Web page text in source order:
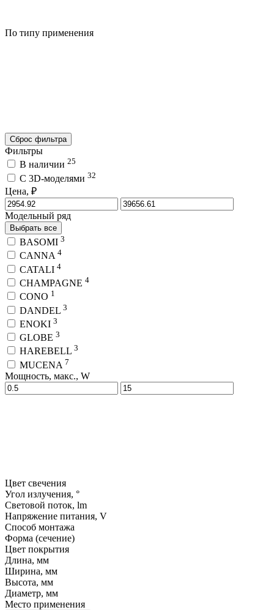
По типу применения
Сброс фильтра
Фильтры
В наличии 25
C 3D-моделями 32
Цена, ₽
Модельный ряд
Выбрать все
BASOMI 3
CANNA 4
CATALI 4
CHAMPAGNE 4
CONO 1
DANDEL 3
ENOKI 3
GLOBE 3
HAREBELL 3
MUCENA 7
Мощность, макс., W
Цвет свечения
Угол излучения, °
Световой поток, lm
Напряжение питания, V
Способ монтажа
Форма (сечение)
Цвет покрытия
Длина, мм
Ширина, мм
Высота, мм
Диаметр, мм
Место применения